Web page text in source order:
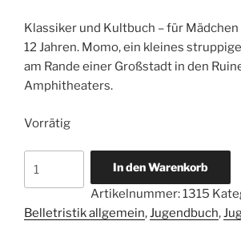
Klassiker und Kultbuch – für Mädchen
12 Jahren. Momo, ein kleines
am Rande einer Großstadt in den
Amphitheaters.
Vorrätig
In den Warenkorb
Artikelnummer:1315
Belletristik allgemein,Jugendbuch,